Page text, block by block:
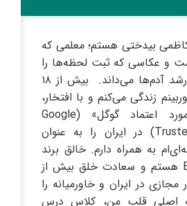
بیدختی هستم؛ معلمی که
و عکاسی که ثبت لحظه‌ها را
بهانه زیبایی برای رشد آدم‌ها می‌داند. بیش از ۱۸
زندگی می‌کنم و با افتخار،
عنوان «عکاس مورد اعتماد گوگل» (Google
Trusted Photographer) در ایران را به عنوان
به همراه دارم. خالق برند
بین‌المللی EKB360 هستم و سعادت خلق بیش از
مجازی در ایران و خاورمیانه را
اصلی قلب من، کلاس درس